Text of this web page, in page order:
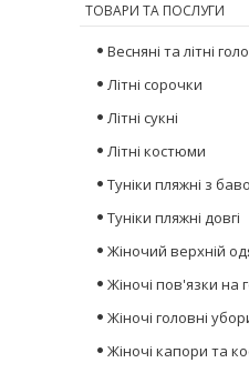
ТОВАРИ ТА ПОСЛУГИ
Весняні та літні
Літні сорочки
Літні сукні
Літні костюми
Туніки пляжні з
Туніки пляжні довгі
Жіночий верхній
Жіночі пов'язки на
Жіночі головні
Жіночі капори та